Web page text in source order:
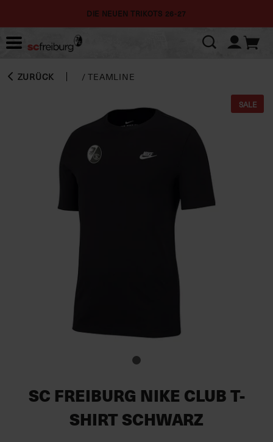
DIE NEUEN TRIKOTS 26-27
ZURÜCK /TEAMLINE
SALE
SC FREIBURG NIKE CLUB T-
SHIRT SCHWARZ